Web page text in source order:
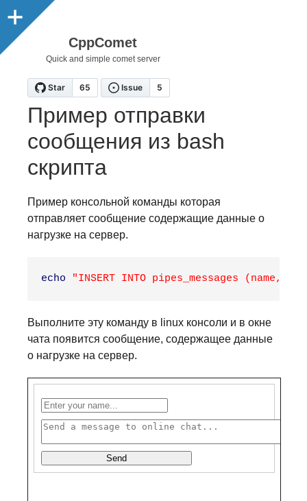
CppComet
Quick and simple comet server
Пример отправки
сообщения из bash
скрипта
Пример консольной команды которая
отправляет сообщение содержащие данные о
нагрузке на сервер.
echo "INSERT INTO pipes_messages (name,
Выполните эту команду в linux консоли и в окне
чата появится сообщение, содержащее данные
о нагрузке на сервер.